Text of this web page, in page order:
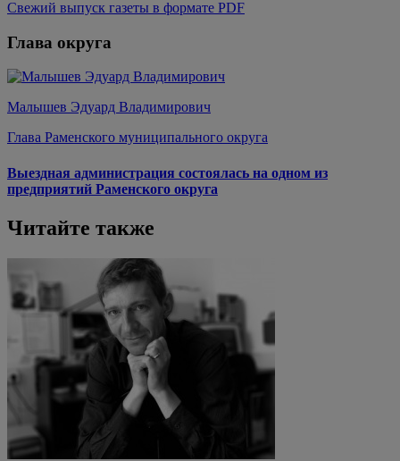
Свежий выпуск газеты в формате PDF
Глава округа
Малышев Эдуард Владимирович
Глава Раменского муниципального округа
Выездная администрация состоялась на одном из
предприятий Раменского округа
Читайте также